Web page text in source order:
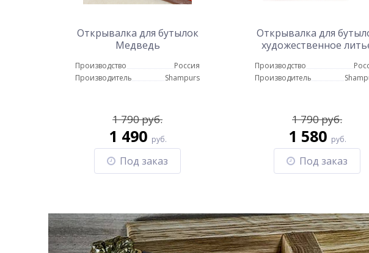
Открывалка для бутылок
Медведь
Производство
Россия
Производитель
Shampurs
1 790 руб.
1 490 руб.
Под заказ
Открывалка для
художественное
Производство
Производитель
1 790 руб.
1 580 руб.
Под заказ